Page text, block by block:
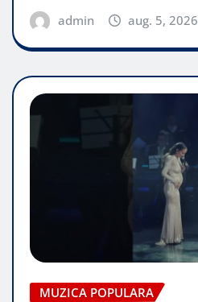
admin aug. 5, 2026
MUZICA POPULARA